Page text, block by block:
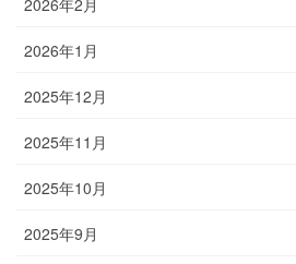
2026年2月
2026年1月
2025年12月
2025年11月
2025年10月
2025年9月